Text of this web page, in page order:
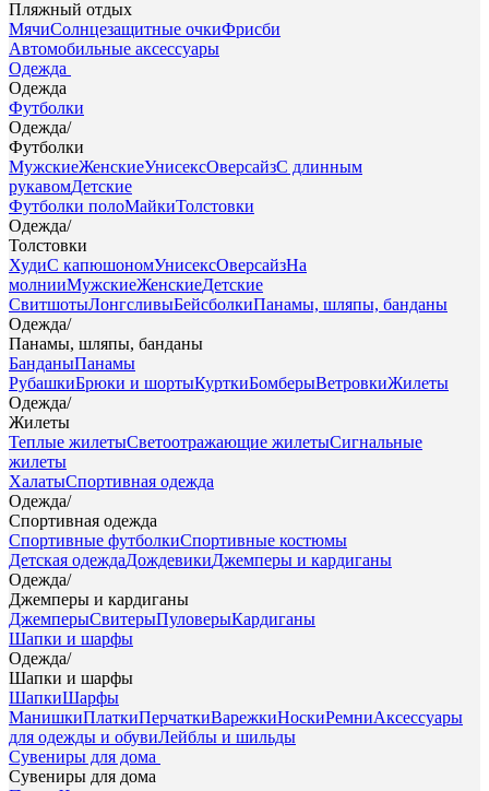
Пляжный отдых
МячиСолнцезащитные очкиФрисби
Автомобильные аксессуары
Одежда
Одежда
Футболки
Одежда/
Футболки
МужскиеЖенскиеУнисексОверсайзС длинным
рукавомДетские
Футболки полоМайкиТолстовки
Одежда/
Толстовки
ХудиС капюшономУнисексОверсайзНа
молнииМужскиеЖенскиеДетские
СвитшотыЛонгсливыБейсболкиПанамы, шляпы, банданы
Одежда/
Панамы, шляпы, банданы
БанданыПанамы
РубашкиБрюки и шортыКурткиБомберыВетровкиЖилеты
Одежда/
Жилеты
Теплые жилетыСветоотражающие жилетыСигнальные
жилеты
ХалатыСпортивная одежда
Одежда/
Спортивная одежда
Спортивные футболкиСпортивные костюмы
Детская одеждаДождевикиДжемперы и кардиганы
Одежда/
Джемперы и кардиганы
ДжемперыСвитерыПуловерыКардиганы
Шапки и шарфы
Одежда/
Шапки и шарфы
ШапкиШарфы
МанишкиПлаткиПерчаткиВарежкиНоскиРемниАксессуары
для одежды и обувиЛейблы и шильды
Сувениры для дома
Сувениры для дома